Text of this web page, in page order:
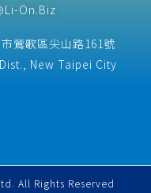
On.Biz
鶯歌區尖山路161號
New Taipei City
All Rights Reserved